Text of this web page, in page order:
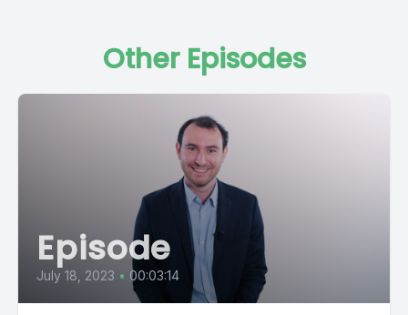
Other Episodes
Episode
July 18, 2023 • 00:03:14